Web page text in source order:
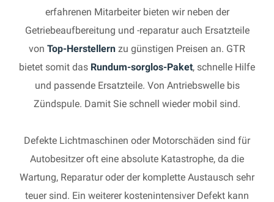
erfahrenen Mitarbeiter bieten wir neben der
Getriebeaufbereitung und -reparatur auch Ersatzteile
von Top-Herstellern zu günstigen Preisen an. GTR
bietet somit das Rundum-sorglos-Paket, schnelle Hilfe
und passende Ersatzteile. Von Antriebswelle bis
Zündspule. Damit Sie schnell wieder mobil sind.
Defekte Lichtmaschinen oder Motorschäden sind für
Autobesitzer oft eine absolute Katastrophe, da die
Wartung, Reparatur oder der komplette Austausch sehr
teuer sind. Ein weiterer kostenintensiver Defekt kann